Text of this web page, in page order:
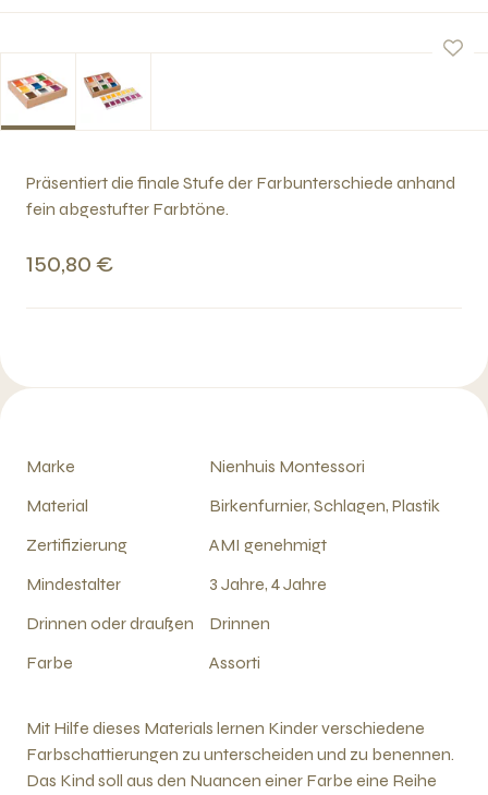
Präsentiert die finale Stufe der Farbunterschiede anhand
fein abgestufter Farbtöne.
150,80 €
Marke
Nienhuis Montessori
Material
Birkenfurnier, Schlagen, Plastik
Zertifizierung
AMI genehmigt
Mindestalter
3 Jahre, 4 Jahre
Drinnen oder draußen
Drinnen
Farbe
Assorti
Mit Hilfe dieses Materials lernen Kinder verschiedene
Farbschattierungen zu unterscheiden und zu benennen.
Das Kind soll aus den Nuancen einer Farbe eine Reihe